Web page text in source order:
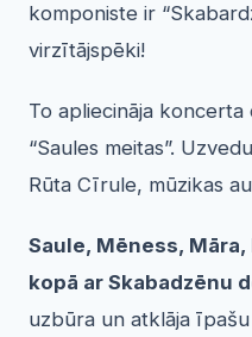
komponiste ir
virzītājspēki!
To apliecināja koncerta
“Saules meitas”.
Rūta Cīrule, mūzikas
Saule, Mēness,
kopā ar Skabadzēnu
uzbūra un atklāja